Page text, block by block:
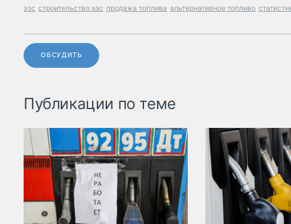
эзс строительство азс продажа топлива альтернативное топливо
ОБСУДИТЬ
Публикации по теме